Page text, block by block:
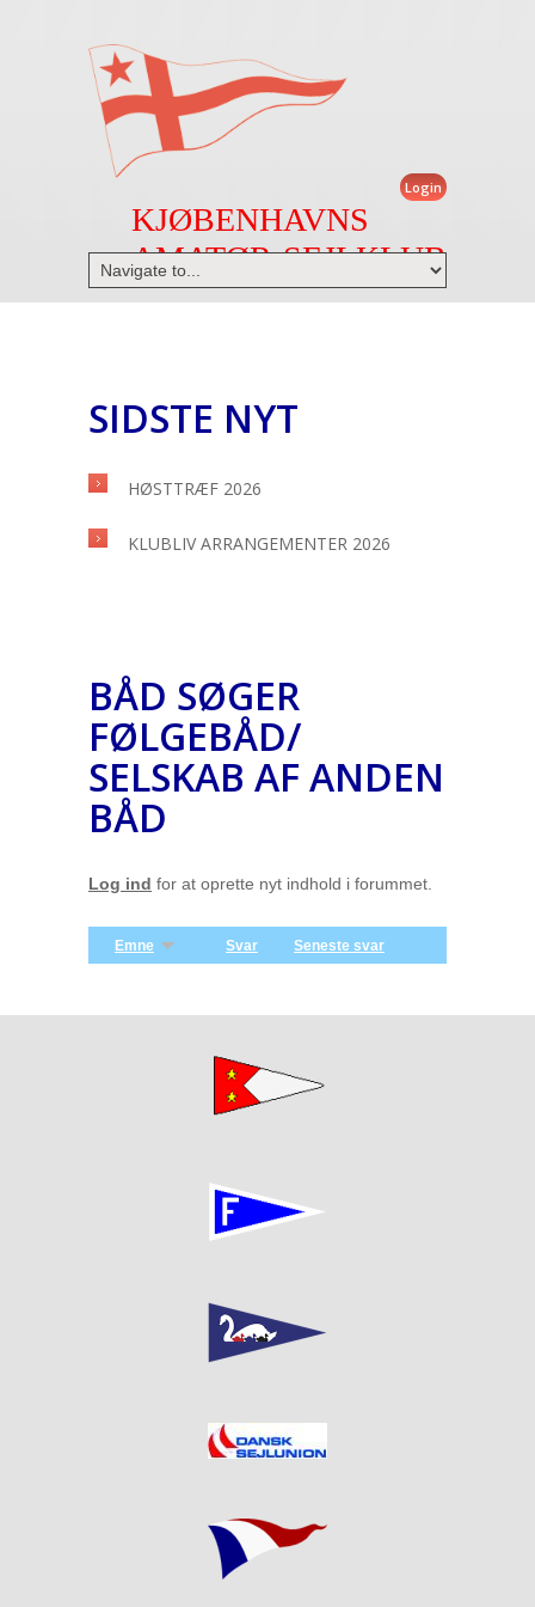
Login
KJØBENHAVNS
AMATØR-SEJLKLUB
SIDSTE NYT
HØSTTRÆF 2026
KLUBLIV ARRANGEMENTER 2026
BÅD SØGER
FØLGEBÅD/
SELSKAB AF ANDEN
BÅD
Log ind for at oprette nyt indhold i forummet.
Emne Svar Seneste svar